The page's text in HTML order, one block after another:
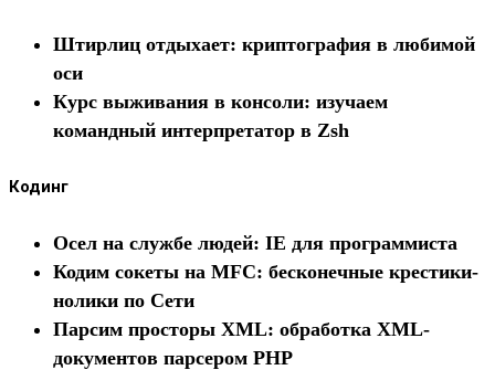
Штирлиц отдыхает: криптография в любимой
оси
Курс выживания в консоли: изучаем
командный интерпретатор в Zsh
Кодинг
Осел на службе людей: IE для программиста
Кодим сокеты на MFC: бесконечные крестики-
нолики по Сети
Парсим просторы XML: обработка XML-
документов парсером PHP